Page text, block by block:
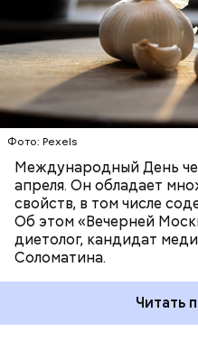
Фото: Pexels
Международный День
апреля. Он обладает
свойств, в том числе
Об этом «Вечерней
диетолог, кандидат
Соломатина.
Читать